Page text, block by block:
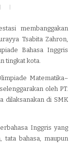
membanggakan
Tsabita Zahron,
Bahasa Inggris
tingkat kota.
Matematika–
oleh PT.
dilaksanakan di SMK
Inggris yang
tata bahasa, maupun